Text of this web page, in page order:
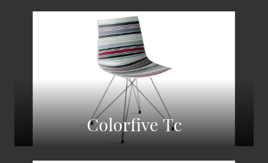
Colorfive Tc